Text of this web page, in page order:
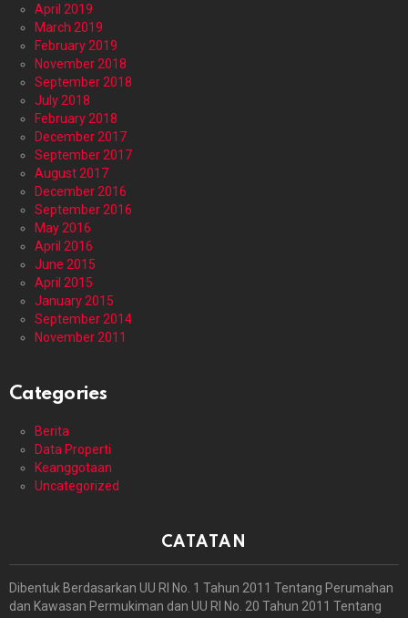
April 2019
March 2019
February 2019
November 2018
September 2018
July 2018
February 2018
December 2017
September 2017
August 2017
December 2016
September 2016
May 2016
April 2016
June 2015
April 2015
January 2015
September 2014
November 2011
Categories
Berita
Data Properti
Keanggotaan
Uncategorized
CATATAN
Dibentuk Berdasarkan UU RI No. 1 Tahun 2011 Tentang Perumahan
dan Kawasan Permukiman dan UU RI No. 20 Tahun 2011 Tentang